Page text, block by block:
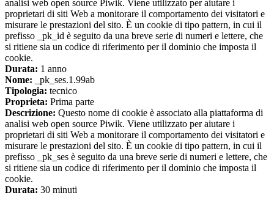
analisi web open source Piwik. Viene utilizzato per aiutare i
proprietari di siti Web a monitorare il comportamento dei visitatori e
misurare le prestazioni del sito. È un cookie di tipo pattern, in cui il
prefisso _pk_id è seguito da una breve serie di numeri e lettere, che
si ritiene sia un codice di riferimento per il dominio che imposta il
cookie.
Durata: 1 anno
Nome: _pk_ses.1.99ab
Tipologia: tecnico
Proprieta: Prima parte
Descrizione: Questo nome di cookie è associato alla piattaforma di
analisi web open source Piwik. Viene utilizzato per aiutare i
proprietari di siti Web a monitorare il comportamento dei visitatori e
misurare le prestazioni del sito. È un cookie di tipo pattern, in cui il
prefisso _pk_ses è seguito da una breve serie di numeri e lettere, che
si ritiene sia un codice di riferimento per il dominio che imposta il
cookie.
Durata: 30 minuti